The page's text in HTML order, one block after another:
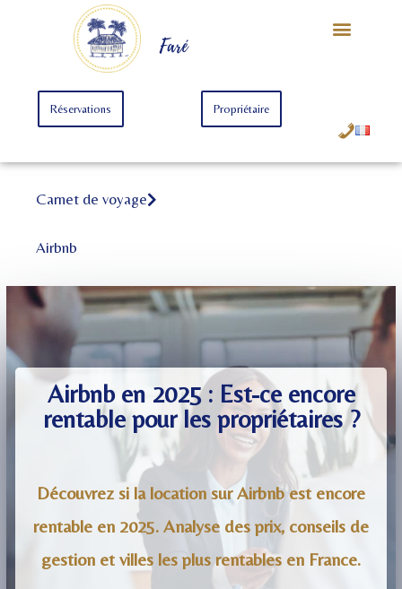
Faré
Réservations Propriétaire
Carnet de voyage
Airbnb
Airbnb en 2025 : Est-ce encore
rentable pour les propriétaires ?
Découvrez si la location sur Airbnb est encore
rentable en 2025. Analyse des prix, conseils de
gestion et villes les plus rentables en France.